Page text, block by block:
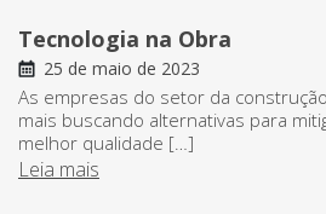
Tecnologia na Obra
25 de maio de 2023
As empresas do setor da
mais buscando alternativas para
melhor qualidade […]
Leia mais